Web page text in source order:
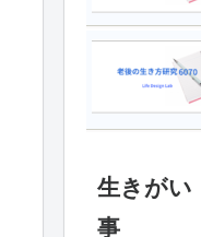
生きがい
事